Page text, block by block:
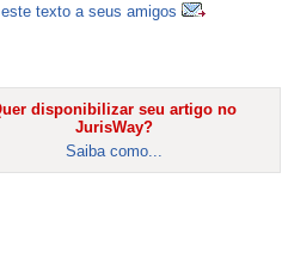
texto a seus amigos
disponibilizar seu artigo no
JurisWay?
Saiba como...